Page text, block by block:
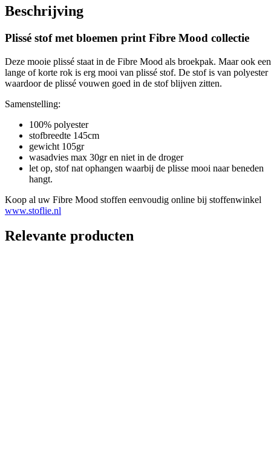
Beschrijving
Plissé stof met bloemen print Fibre Mood collectie
Deze mooie plissé staat in de Fibre Mood als broekpak. Maar ook een
lange of korte rok is erg mooi van plissé stof. De stof is van polyester
waardoor de plissé vouwen goed in de stof blijven zitten.
Samenstelling:
100% polyester
stofbreedte 145cm
gewicht 105gr
wasadvies max 30gr en niet in de droger
let op, stof nat ophangen waarbij de plisse mooi naar beneden
hangt.
Koop al uw Fibre Mood stoffen eenvoudig online bij stoffenwinkel
www.stoflie.nl
Relevante producten